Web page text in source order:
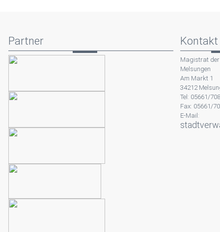
Partner Kontakt
Magistrat
Melsungen
Am Markt 1
34212
Tel: 05661/
Fax: 05661/
E-Mail: